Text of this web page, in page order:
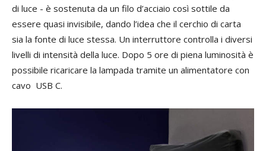
di luce - è sostenuta da un filo d’acciaio così sottile da
essere quasi invisibile, dando l’idea che il cerchio di carta
sia la fonte di luce stessa. Un interruttore controlla i diversi
livelli di intensità della luce. Dopo 5 ore di piena luminosità è
possibile ricaricare la lampada tramite un alimentatore con
cavo USB C.